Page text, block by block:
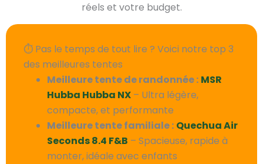
réels et votre budget.
⏱️ Pas le temps de tout lire ? Voici notre top 3
des meilleures tentes
Meilleure tente de randonnée : MSR
Hubba Hubba NX – Ultra légère,
compacte, et performante
Meilleure tente familiale : Quechua Air
Seconds 8.4 F&B – Spacieuse, rapide à
monter, idéale avec enfants